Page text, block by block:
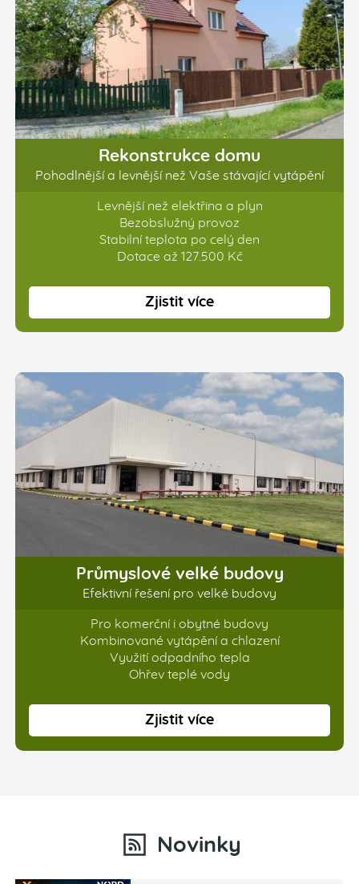
Rekonstrukce domu
Pohodlnější a levnější než Vaše stávající vytápění
Levnější než elektřina a plyn
Bezobslužný provoz
Stabilní teplota po celý den
Dotace až 127.500 Kč
Zjistit více
Průmyslové velké budovy
Efektivní řešení pro velké budovy
Pro komerční i obytné budovy
Kombinované vytápění a chlazení
Využití odpadního tepla
Ohřev teplé vody
Zjistit více
Novinky